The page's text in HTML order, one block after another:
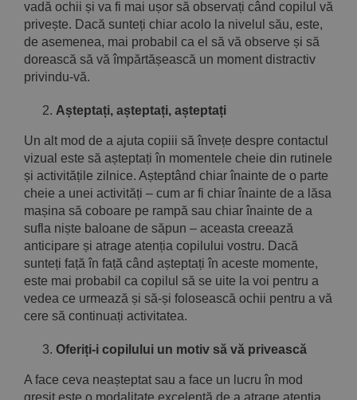
vadă ochii și va fi mai ușor să observați când copilul vă
privește. Dacă sunteți chiar acolo la nivelul său, este,
de asemenea, mai probabil ca el să vă observe și să
dorească să vă împărtășească un moment distractiv
privindu-vă.
Așteptați, așteptați, așteptați
Un alt mod de a ajuta copiii să învețe despre contactul
vizual este să așteptați în momentele cheie din rutinele
și activitățile zilnice. Așteptând chiar înainte de o parte
cheie a unei activități – cum ar fi chiar înainte de a lăsa
mașina să coboare pe rampă sau chiar înainte de a
sufla niște baloane de săpun – aceasta creează
anticipare și atrage atenția copilului vostru. Dacă
sunteți față în față când așteptați în aceste momente,
este mai probabil ca copilul să se uite la voi pentru a
vedea ce urmează și să-și folosească ochii pentru a vă
cere să continuați activitatea.
Oferiți-i copilului un motiv să vă privească
A face ceva neașteptat sau a face un lucru în mod